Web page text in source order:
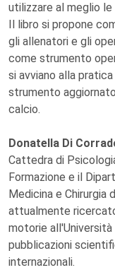
utilizzare al meglio le
Il libro si propone
gli allenatori e gli
come strumento
si avviano alla
strumento
calcio.
Donatella Di
Cattedra di
Formazione e il
Medicina e Chirurgia
attualmente
motorie all'Università
pubblicazioni
internazionali.